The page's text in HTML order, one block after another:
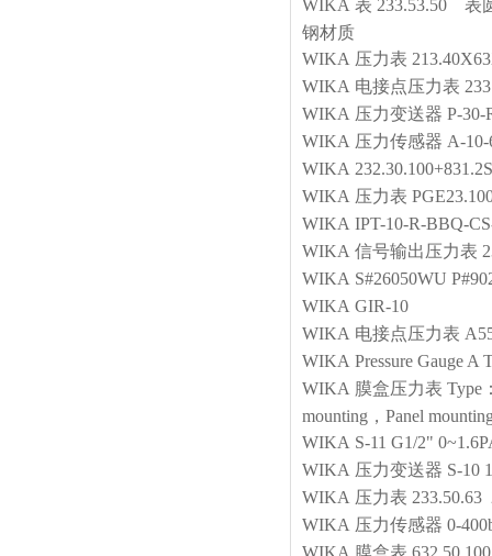
WIKA 表 233.53.50 表
钢材质
WIKA 压力表
WIKA 电接点压力表
WIKA 压力变送器 P-
WIKA 压力传感器 A-
WIKA
WIKA 压力表
WIKA IPT-10-R-BBQ-
WIKA 信号输出压力表
WIKA S#26050WU
WIKA GIR-10
WIKA 电接点压力表
WIKA Pressure Gauge A
WIKA 膜盒压力表 Type
mounting，Panel
WIKA S-11 G1/2"
WIKA 压力变送器 S-10
WIKA 压力表 233.50.63
WIKA 压力传感器 0-
WIKA 膜盒表